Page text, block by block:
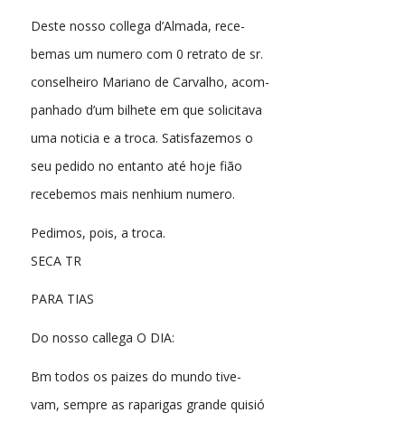
Deste nosso collega d’Almada, rece-
bemas um numero com 0 retrato de sr.
conselheiro Mariano de Carvalho, acom-
panhado d’um bilhete em que solicitava
uma noticia e a troca. Satisfazemos o
seu pedido no entanto até hoje fião
recebemos mais nenhium numero.
Pedimos, pois, a troca.
SECA TR
PARA TIAS
Do nosso callega O DIA:
Bm todos os paizes do mundo tive-
vam, sempre as raparigas grande quisió